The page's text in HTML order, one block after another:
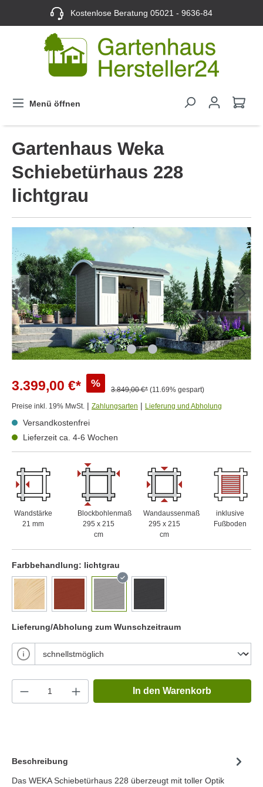
Kostenlose Beratung05021 - 9636-84
Menü öffnen
Gartenhaus Weka
Schiebetürhaus 228
lichtgrau
3.399,00 €* %
3.849,00 €* (11.69% gespart)
Preise inkl. 19% MwSt. | Zahlungsarten | Lieferung und Abholung
Versandkostenfrei
Lieferzeit ca. 4-6 Wochen
Wandstärke
21 mm
Blockbohlenmaß
295 x 215
cm
Wandaussenmaß
295 x 215
cm
inklusive
Fußboden
Farbbehandlung: lichtgrau
Lieferung/Abholung zum Wunschzeitraum
In den Warenkorb
Beschreibung
Das WEKA Schiebetürhaus 228 überzeugt mit toller Optik